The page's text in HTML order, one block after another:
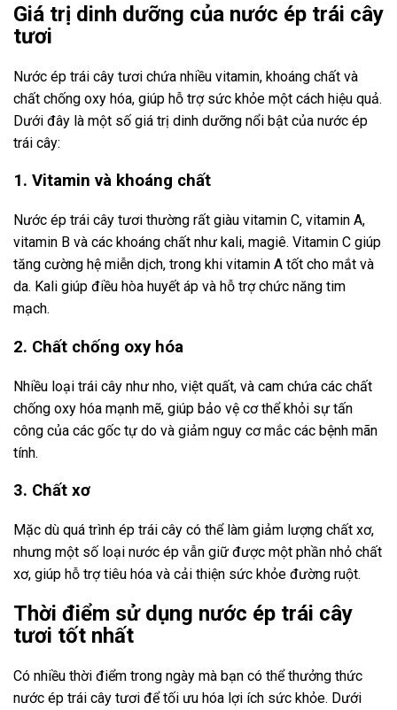
Giá trị dinh dưỡng của nước ép trái cây
tươi
Nước ép trái cây tươi chứa nhiều vitamin, khoáng chất và
chất chống oxy hóa, giúp hỗ trợ sức khỏe một cách hiệu quả.
Dưới đây là một số giá trị dinh dưỡng nổi bật của nước ép
trái cây:
1. Vitamin và khoáng chất
Nước ép trái cây tươi thường rất giàu vitamin C, vitamin A,
vitamin B và các khoáng chất như kali, magiê. Vitamin C giúp
tăng cường hệ miễn dịch, trong khi vitamin A tốt cho mắt và
da. Kali giúp điều hòa huyết áp và hỗ trợ chức năng tim
mạch.
2. Chất chống oxy hóa
Nhiều loại trái cây như nho, việt quất, và cam chứa các chất
chống oxy hóa mạnh mẽ, giúp bảo vệ cơ thể khỏi sự tấn
công của các gốc tự do và giảm nguy cơ mắc các bệnh mãn
tính.
3. Chất xơ
Mặc dù quá trình ép trái cây có thể làm giảm lượng chất xơ,
nhưng một số loại nước ép vẫn giữ được một phần nhỏ chất
xơ, giúp hỗ trợ tiêu hóa và cải thiện sức khỏe đường ruột.
Thời điểm sử dụng nước ép trái cây
tươi tốt nhất
Có nhiều thời điểm trong ngày mà bạn có thể thưởng thức
nước ép trái cây tươi để tối ưu hóa lợi ích sức khỏe. Dưới